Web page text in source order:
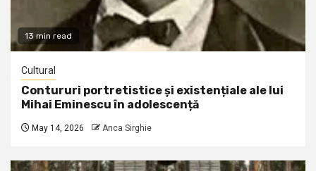
13 min read
Cultural
Contururi portretistice și existențiale ale lui
Mihai Eminescu în adolescență
May 14, 2026 Anca Sirghie